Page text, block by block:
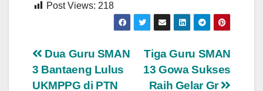
Post Views: 218
Navigasi
pos
Tiga Guru SMAN
13 Gowa Sukses
Raih Gelar Gr
Dua Guru SMAN
3 Bantaeng Lulus
UKMPPG di PTN